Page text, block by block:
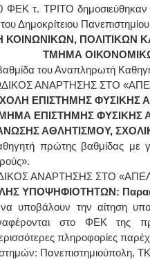
ΦΕΚ τ. ΤΡΙΤΟ
Δημοκρίτειου
ΚΟΙΝΩΝΙΚΩΝ, ΠΟΛΙΤΙΚΩΝ
ΤΜΗΜΑ
του Αναπληρωτή
ΑΝΑΡΤΗΣΗΣ ΣΤΟ
ΕΠΙΣΤΗΜΗΣ ΦΥΣΙΚΗΣ
ΕΠΙΣΤΗΜΗΣ ΦΥΣΙΚΗΣ
ΑΘΛΗΤΙΣΜΟΥ,
πρώτης βαθμίδας με
ΑΝΑΡΤΗΣΗΣ ΣΤΟ
ΥΠΟΨΗΦΙΟΤΗΤΩΝ:
να υποβάλουν την αίτηση
στο ΦΕΚ της
πληροφορίες
Πανεπιστημιούπολη,